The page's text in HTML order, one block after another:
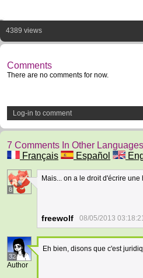
4389 views
Comments
There are no comments for now.
Log-in to comment
7 Comments In Other
Français
Español
8
Mais... on a le droit d'écrire une
freewolf 08/05/2013
32
Author
Eh bien, disons que c'est